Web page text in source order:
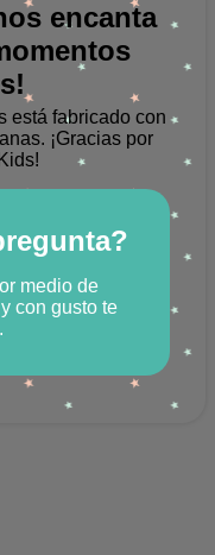
encanta
está fabricado con
¡Gracias por
medio de
y con gusto te